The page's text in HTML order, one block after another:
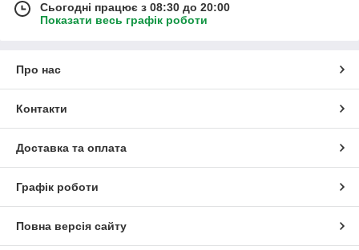
Сьогодні працює з 08:30 до 20:00
Показати весь графік роботи
Про нас
Контакти
Доставка та оплата
Графік роботи
Повна версія сайту